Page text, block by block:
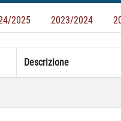
2025 2023/2024
Descrizione